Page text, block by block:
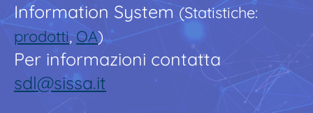
Information System(Statistiche:
prodotti,OA)
Per informazioni contatta
sdl@sissa.it